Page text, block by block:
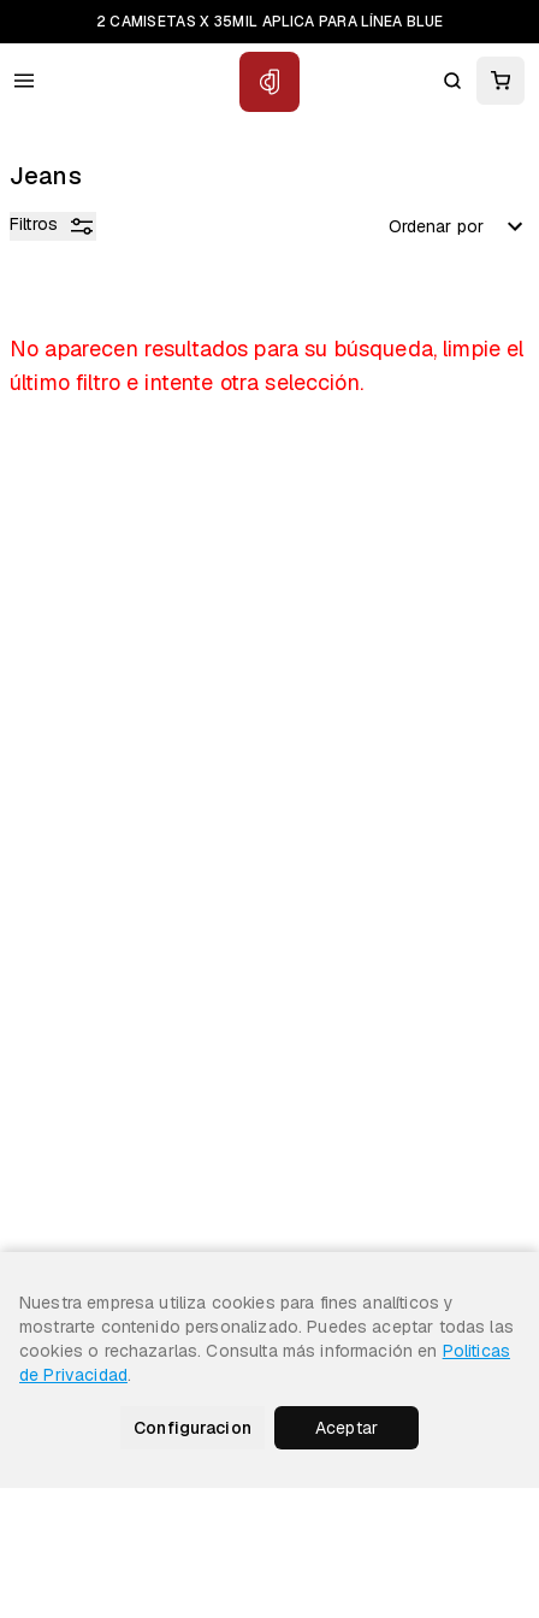
2 CAMISETAS X 35MIL APLICA PARA LÍNEA BLUE
Buscar
Jeans
Filtros Ordenar por
No aparecen resultados para su búsqueda, limpie el
último filtro e intente otra selección.
Tu carrito está vacío
Nuestra empresa utiliza cookies para fines analíticos y
mostrarte contenido personalizado. Puedes aceptar todas las
cookies o rechazarlas. Consulta más información en Politicas
de Privacidad.
Configuracion Aceptar